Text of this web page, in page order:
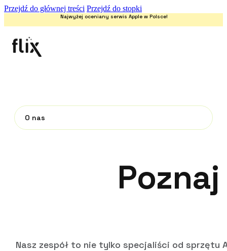
Przejdź do głównej treści Przejdź do stopki
Najwyżej oceniany serwis Apple w Polsce!
O nas
Nasz zespół to nie tylko specjaliści od sprzętu